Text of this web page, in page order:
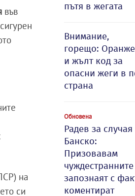
във
на
си
пътя в жегата
Внимание,
горещо:
и жълт код за
опасни жеги в
страна
Обновена
Радев за случая
Банско:
Призовавам
запознаят с
коментират